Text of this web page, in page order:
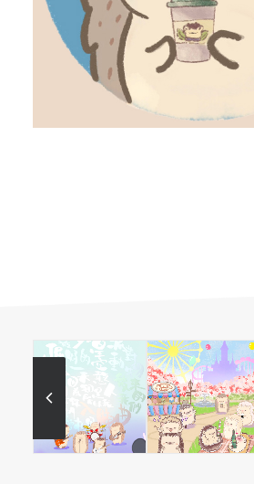
Love Hedgie 刺絆
Lovehedgie852
lovehedgie852
Love Hedgie (Official Website)